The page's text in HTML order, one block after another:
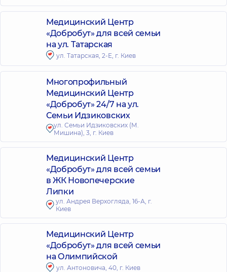
Медицинский Центр
«Добробут» для всей семьи
на ул. Татарская
ул. Татарская, 2-Е, г. Киев
Многопрофильный
Медицинский Центр
«Добробут» 24/7 на ул.
Семьи Идзиковских
ул. Семьи Идзиковских (М.
Мишина), 3, г. Киев
Медицинский Центр
«Добробут» для всей семьи
в ЖК Новопечерские
Липки
ул. Андрея Верхогляда, 16-А, г.
Киев
Медицинский Центр
«Добробут» для всей семьи
на Олимпийской
ул. Антоновича, 40, г. Киев